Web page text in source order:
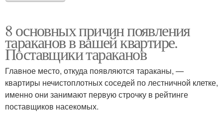
8 основных причин появления
тараканов в вашей квартире.
Поставщики тараканов
Главное место, откуда появляются тараканы, —
квартиры нечистоплотных соседей по лестничной клетке,
именно они занимают первую строчку в рейтинге
поставщиков насекомых.